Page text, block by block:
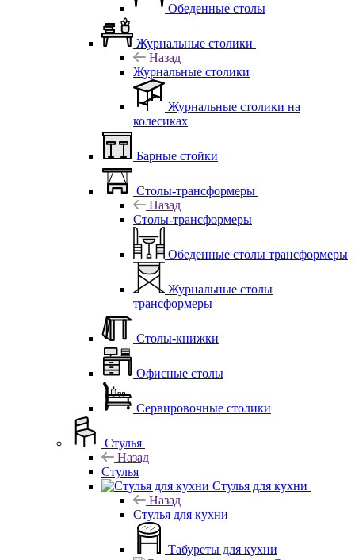
Обеденные столы
Журнальные столики
Назад
Журнальные столики
Журнальные столики на
колесиках
Барные стойки
Столы-трансформеры
Назад
Столы-трансформеры
Обеденные столы трансформеры
Журнальные столы
трансформеры
Столы-книжки
Офисные столы
Сервировочные столики
Стулья
Назад
Стулья
Стулья для кухни
Назад
Стулья для кухни
Табуреты для кухни